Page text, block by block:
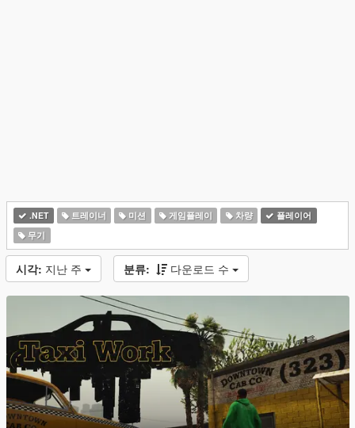
.NET 트레이너 미션 게임플레이 차량
플레이어
무기
시각: 지난 주 분류: 다운로드 수